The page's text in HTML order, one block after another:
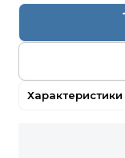
Характеристики